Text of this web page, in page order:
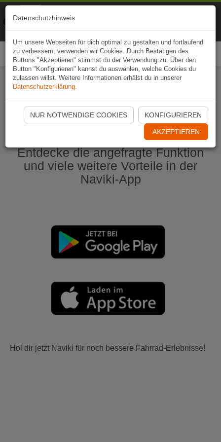
Naviki App jetzt öffnen
Entdecke die angefragte Funktion
und viele weitere Vorteile in der
Naviki-App
Hol dir jetzt Naviki für noch bessere Fahrrad-Erlebnisse!
Datenschutzhinweis
Um unsere Webseiten für dich optimal zu gestalten und fortlaufend
zu verbessern, verwenden wir Cookies. Durch Bestätigen des
Buttons "Akzeptieren" stimmst du der Verwendung zu. Über den
Button "Konfigurieren" kannst du auswählen, welche Cookies du
zulassen willst. Weitere Informationen erhälst du in unserer
Datenschutzerklärung.
NUR NOTWENDIGE COOKIES KONFIGURIEREN
AKZEPTIEREN
Naviki